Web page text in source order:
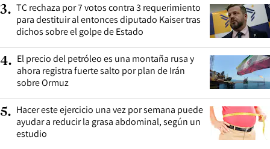
3. TC rechaza por 7 votos contra 3 requerimiento
para destituir al entonces diputado Kaiser tras
dichos sobre el golpe de Estado
4. El precio del petróleo es una montaña rusa y
ahora registra fuerte salto por plan de Irán
sobre Ormuz
5. Hacer este ejercicio una vez por semana puede
ayudar a reducir la grasa abdominal, según un
estudio